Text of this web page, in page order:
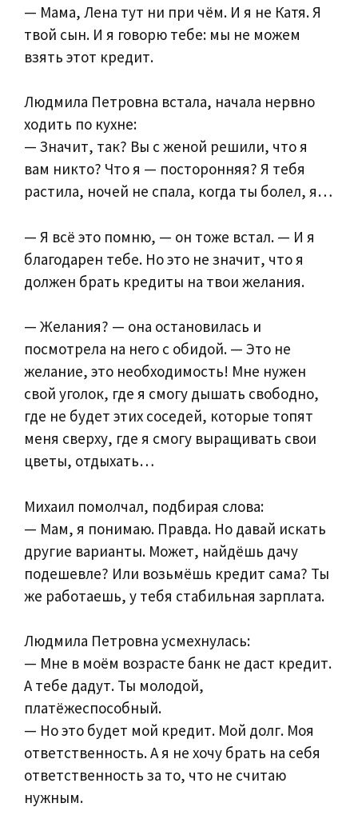
— Мама, Лена тут ни при чём. И я не Катя. Я
твой сын. И я говорю тебе: мы не можем
взять этот кредит.
Людмила Петровна встала, начала нервно
ходить по кухне:
— Значит, так? Вы с женой решили, что я
вам никто? Что я — посторонняя? Я тебя
растила, ночей не спала, когда ты болел, я…
— Я всё это помню, — он тоже встал. — И я
благодарен тебе. Но это не значит, что я
должен брать кредиты на твои желания.
— Желания? — она остановилась и
посмотрела на него с обидой. — Это не
желание, это необходимость! Мне нужен
свой уголок, где я смогу дышать свободно,
где не будет этих соседей, которые топят
меня сверху, где я смогу выращивать свои
цветы, отдыхать…
Михаил помолчал, подбирая слова:
— Мам, я понимаю. Правда. Но давай искать
другие варианты. Может, найдёшь дачу
подешевле? Или возьмёшь кредит сама? Ты
же работаешь, у тебя стабильная зарплата.
Людмила Петровна усмехнулась:
— Мне в моём возрасте банк не даст кредит.
А тебе дадут. Ты молодой,
платёжеспособный.
— Но это будет мой кредит. Мой долг. Моя
ответственность. А я не хочу брать на себя
ответственность за то, что не считаю
нужным.